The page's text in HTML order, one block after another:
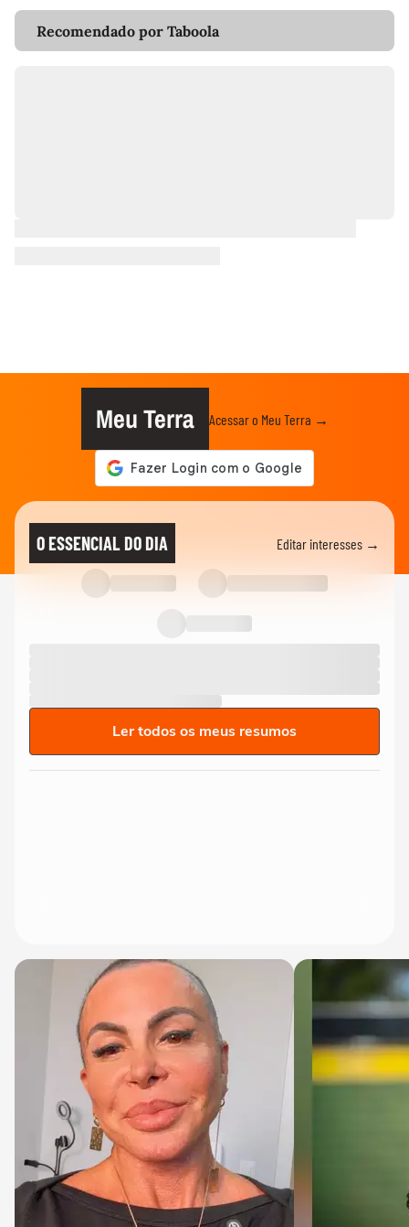
Recomendado por Taboola
Meu Terra Acessar o Meu Terra →
O ESSENCIAL DO DIA Editar interesses →
Ler todos os meus resumos